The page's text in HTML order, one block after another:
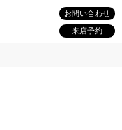
お問い合わせ
来店予約